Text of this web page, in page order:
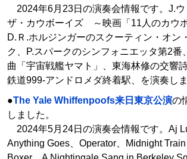
2024年6月23日の演奏会情報です。J.ウ
ザ・カウボーイズ ～映画「11人のカウボ
D.Ｒ.ホルジンガーのスクーティン・オン
ク、P.スパークのシンフォニエッタ第2番
曲「宇宙戦艦ヤマト」、東海林修の交響
鉄道999-アンドロメダ終着駅、を演奏しま
●The Yale Whiffenpoofs来日東京公演の
しました。
2024年5月24日の演奏会情報です。Aj
Anything Goes、Operator、Midnight Train